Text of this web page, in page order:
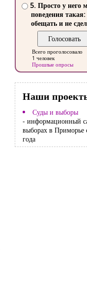
5. Просто у него
поведения такая:
обещать и не
Всего проголосовало
1 человек
Прошлые опросы
Наши
Суды и выборы
- информационный
выборах в Приморье
года